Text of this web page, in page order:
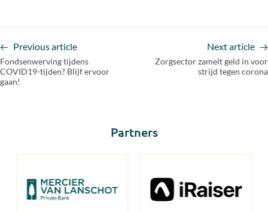
Previous article
Fondsenwerving tijdens
COVID19-tijden? Blijf ervoor
gaan!
Next article
Zorgsector zamelt geld in voor
strijd tegen corona
Partners